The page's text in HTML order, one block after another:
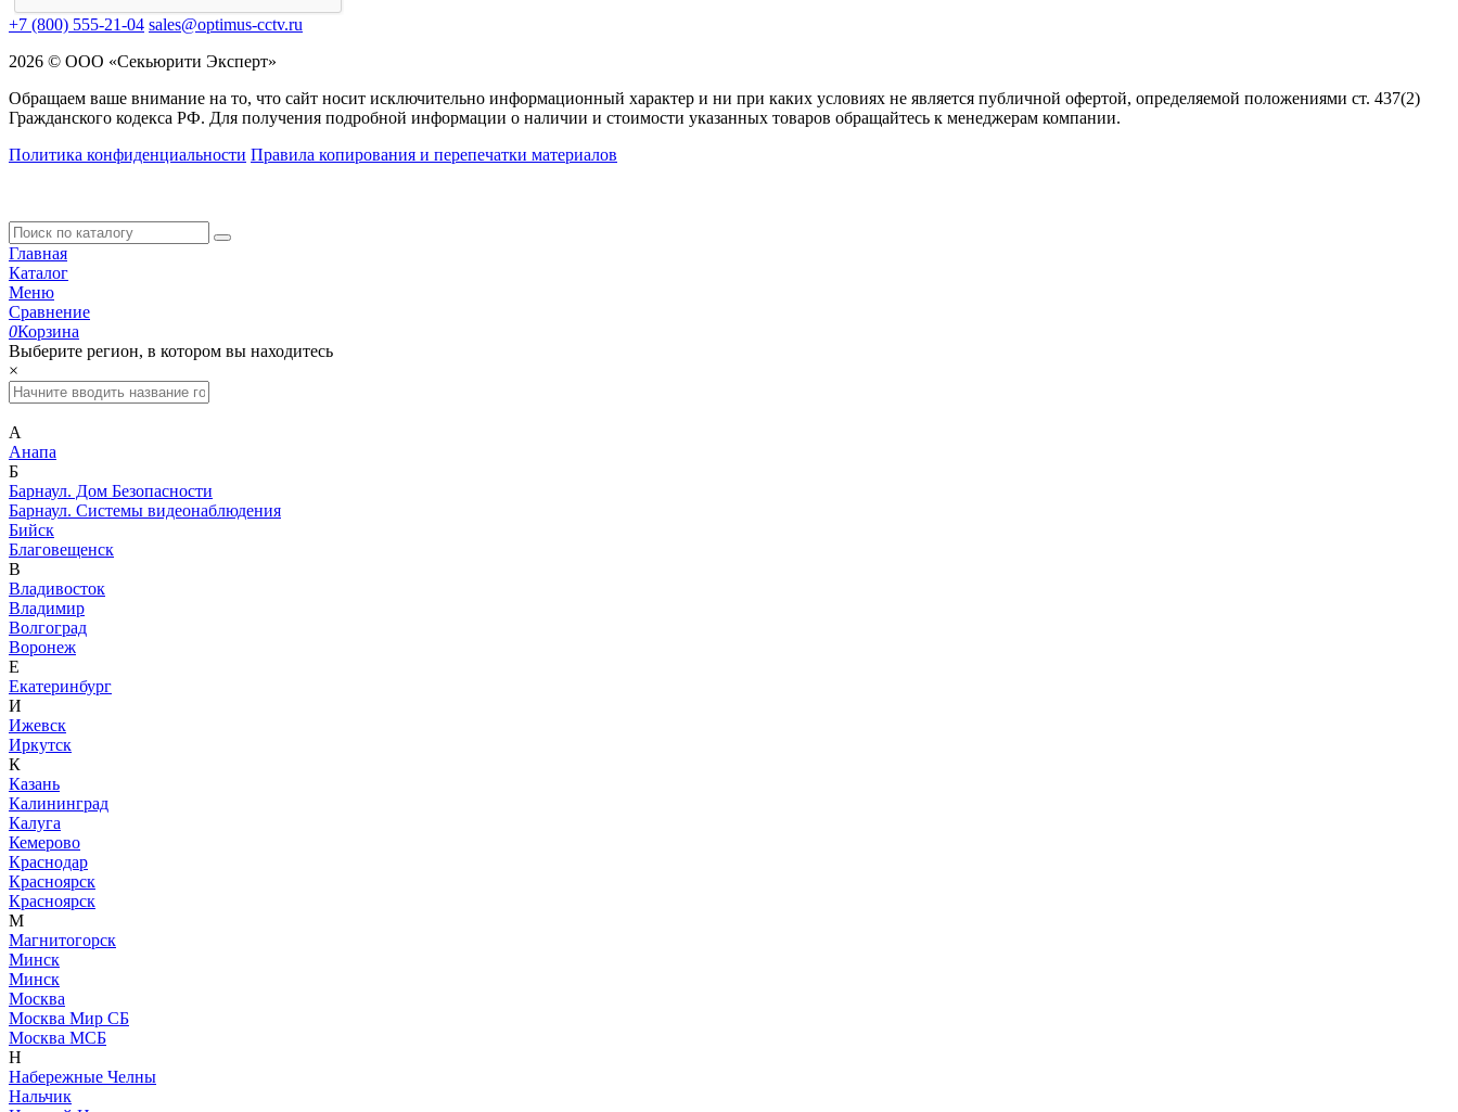
+7 (800) 555-21-04 sales@optimus-cctv.ru
2026 © ООО «Секьюрити Эксперт»
Обращаем ваше внимание на то, что сайт носит исключительно информационный характер и ни при каких условиях не является публичной офертой, определяемой положениями ст. 437(2)
Гражданского кодекса РФ. Для получения подробной информации о наличии и стоимости указанных товаров обращайтесь к менеджерам компании.
Политика конфиденциальности Правила копирования и перепечатки материалов
Главная
Каталог
Меню
Сравнение
0Корзина
Выберите регион, в котором вы находитесь
×
А
Анапа
Б
Барнаул. Дом Безопасности
Барнаул. Системы видеонаблюдения
Бийск
Благовещенск
В
Владивосток
Владимир
Волгоград
Воронеж
Е
Екатеринбург
И
Ижевск
Иркутск
К
Казань
Калининград
Калуга
Кемерово
Краснодар
Красноярск
Красноярск
М
Магнитогорск
Минск
Минск
Москва
Москва Мир СБ
Москва МСБ
Н
Набережные Челны
Нальчик